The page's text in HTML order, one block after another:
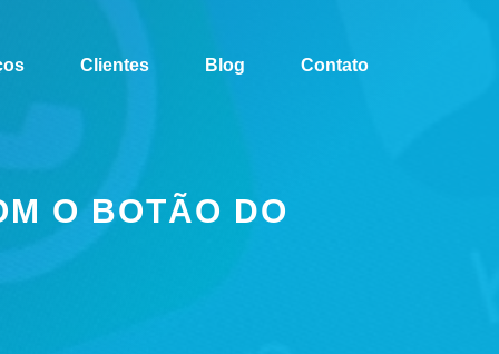
Clientes Blog Contato
O BOTÃO DO